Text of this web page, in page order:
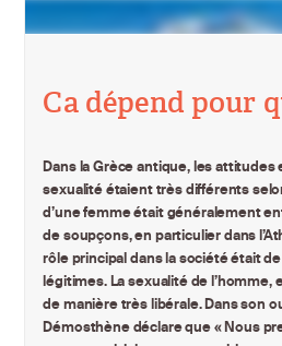
Ca dépend pour
Dans la Grèce antique, les attitudes
sexualité étaient très différents
d’une femme était généralement
de soupçons, en particulier dans
rôle principal dans la société était
légitimes. La sexualité de l’homme,
de manière très libérale. Dans son
Démosthène déclare que « Nous